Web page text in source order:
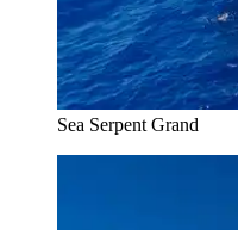
Sea Serpent Grand